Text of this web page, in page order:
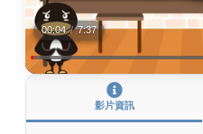
00:04 / 7:37
影片資訊